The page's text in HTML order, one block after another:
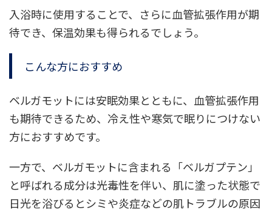
入浴時に使用することで、さらに血管拡張作用が期
待でき、保温効果も得られるでしょう。
こんな方におすすめ
ベルガモットには安眠効果とともに、血管拡張作用
も期待できるため、冷え性や寒気で眠りにつけない
方におすすめです。
一方で、ベルガモットに含まれる「ベルガプテン」
と呼ばれる成分は光毒性を伴い、肌に塗った状態で
日光を浴びるとシミや炎症などの肌トラブルの原因